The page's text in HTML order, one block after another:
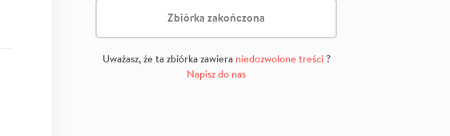
Zbiórka zakończona
Uważasz, że ta zbiórka zawiera niedozwolone treści?
Napisz do nas